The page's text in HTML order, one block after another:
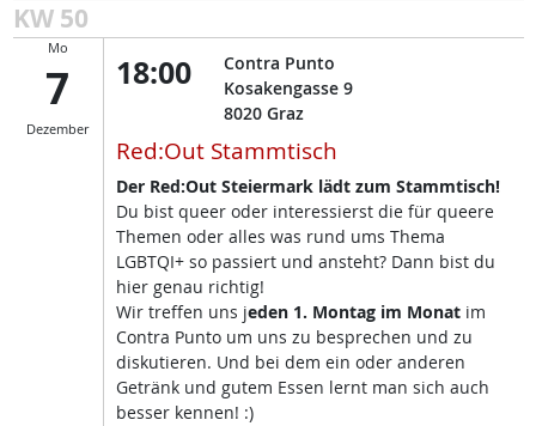
KW 50
Mo
7
Dezember
18:00
Contra Punto
Kosakengasse 9
8020 Graz
Red:Out Stammtisch
Der Red:Out Steiermark lädt zum Stammtisch!
Du bist queer oder interessierst die für queere
Themen oder alles was rund ums Thema
LGBTQI+ so passiert und ansteht? Dann bist du
hier genau richtig!
Wir treffen uns jeden 1. Montag im Monat im
Contra Punto um uns zu besprechen und zu
diskutieren. Und bei dem ein oder anderen
Getränk und gutem Essen lernt man sich auch
besser kennen! :)